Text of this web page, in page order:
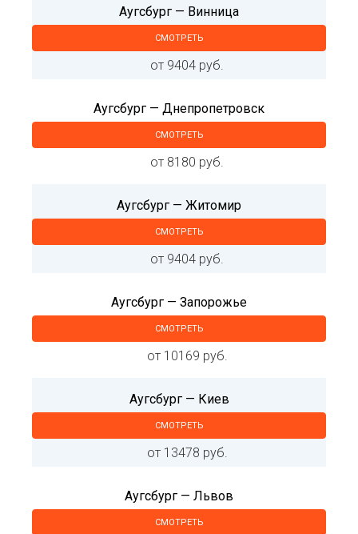
Аугсбург — Винница
СМОТРЕТЬ
от 9404 руб.
Аугсбург — Днепропетровск
СМОТРЕТЬ
от 8180 руб.
Аугсбург — Житомир
СМОТРЕТЬ
от 9404 руб.
Аугсбург — Запорожье
СМОТРЕТЬ
от 10169 руб.
Аугсбург — Киев
СМОТРЕТЬ
от 13478 руб.
Аугсбург — Львов
СМОТРЕТЬ